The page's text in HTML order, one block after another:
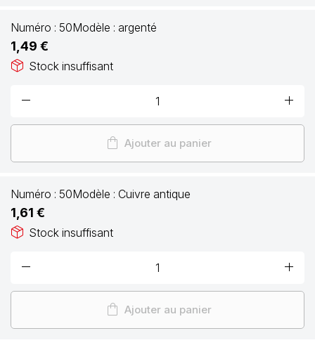
Numéro : 50Modèle : argenté
1,49 €
package_2 Stock insuffisant
remove add
shopping_bag Ajouter au panier
Numéro : 50Modèle : Cuivre antique
1,61 €
package_2 Stock insuffisant
remove add
shopping_bag Ajouter au panier